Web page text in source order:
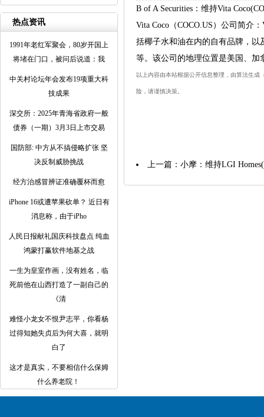
热点资讯
1991年老红军聚会，80岁开国上
将堵在门口，被问后说道：我
中关村论坛年会发布19项重大科
技成果
深交所：2025年青海省政府一般
债券（一期）3月3日上市交易
国防部: 中方从不搞侵略扩张 坚
决反制威胁挑战
经方治感冒辨证准确覆杯而愈
iPhone 16或遭苹果砍单？ 近日有
消息称，由于iPho
人民日报献礼国庆科技盘点 纯血
鸿蒙打赢软件地基之战
一生为皇室作画，没有姓名，临
死前他在山西打造了一副自己的
《清
难怪小龙女不恨尹志平，你看杨
过得知她失贞后为何大喜，就明
白了
这才是真实，不要相信什么保姆
什么养老院！ ​​​
B of A Securities：维持Vita
Vita Coco（COCO.US）公司简介
括椰子水和油在内的自有品牌，以
等。该公司的地理位置是美国、
以上内容由本站根据公开信息整理，由算法生成
险，请谨慎决策。
上一篇： 小摩：维持LGI